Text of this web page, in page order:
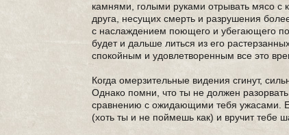
камнями, голыми руками отрывать мясо с
друга, несущих смерть и разрушения
с наслаждением поющего и убегающего
будет и дальше литься из его
спокойным и удовлетворенным все это
Когда омерзительные видения сгинут,
Однако помни, что ты не должен
сравнению с ожидающими тебя ужасами.
(хоть ты и не поймешь как) и вручит тебе